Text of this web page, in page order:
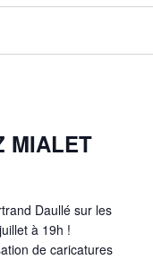
MIALET
Daullé sur les
à 19h !
de caricatures